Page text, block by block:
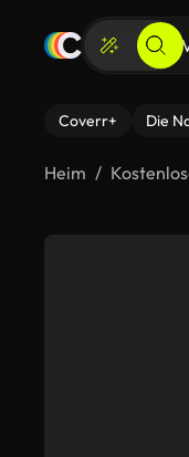
Coverr+ Die
Heim